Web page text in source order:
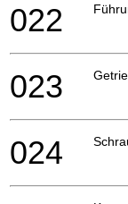
022
023
024